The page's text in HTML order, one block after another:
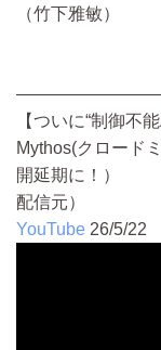
（竹下雅敏）
【ついに“制御不
Mythos(クロード
開延期に！）
配信元）
YouTube 26/5/22